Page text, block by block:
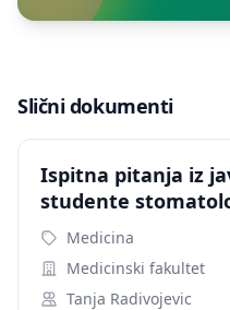
Slični dokumenti
Ispitna pitanja iz
studente
Medicina
Medicinski fakultet
Tanja Radivojevic